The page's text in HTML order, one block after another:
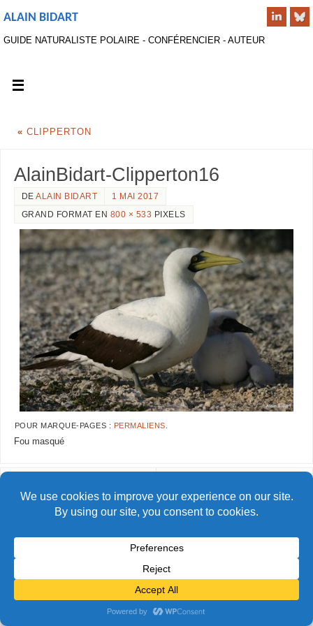
ALAIN BIDART
GUIDE NATURALISTE POLAIRE - CONFÉRENCIER - AUTEUR
« CLIPPERTON
AlainBidart-Clipperton16
DEALAIN BIDART
1 MAI 2017
GRAND FORMAT EN 800 × 533 PIXELS
POUR MARQUE-PAGES : PERMALIENS
Fou masqué
© Alain Bidart (2026) - Tous droits réservés
FIÈREMENT PROPULSÉ PARPARABOLA